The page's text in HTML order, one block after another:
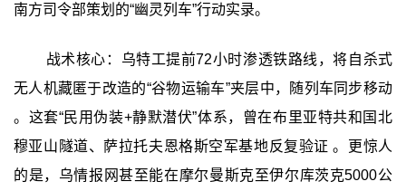
南方司令部策划的“幽灵列车”行动实录。
战术核心：乌特工提前72小时渗透铁路线，将自杀式
无人机藏匿于改造的“谷物运输车”夹层中，随列车同步移动
。这套“民用伪装+静默潜伏”体系，曾在布里亚特共和国北
穆亚山隧道、萨拉托夫恩格斯空军基地反复验证 。更惊人
的是，乌情报网甚至能在摩尔曼斯克至伊尔库茨克5000公